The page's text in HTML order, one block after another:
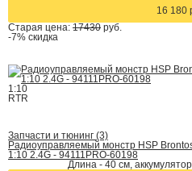
16 180
Старая цена: 17430 руб.
-7% скидка
1:10
RTR
Запчасти и тюнинг (3)
Радиоуправляемый монстр HSP
1:10 2.4G - 94111PRO-60198
Длина - 40 cм,